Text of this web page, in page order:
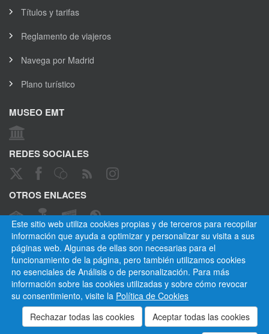
Este sitio web utiliza cookies propias y de terceros para recopilar
información que ayuda a optimizar y personalizar su visita a sus
páginas web. Algunas de ellas son necesarias para el
funcionamiento de la página, pero también utilizamos cookies
no esenciales de Análisis o de personalización. Para más
información sobre las cookies utilizadas y sobre cómo revocar
su consentimiento, visite la Política de Cookies
Títulos y tarifas
Reglamento de viajeros
Navega por Madrid
Plano turístico
MUSEO EMT
REDES SOCIALES
OTROS ENLACES
CANAL ÉTICO
Empresa Municipal de Transportes de Madrid, S. A.
Aviso legal
Normativa
Mapa del sitio
Cookies
Privacidad